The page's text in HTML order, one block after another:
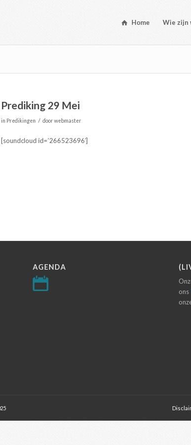
Home Wie zijn
Prediking 29 Mei
in Predikingen / doorwebmaster
[soundcloud id=’266523696′]
AGENDA
ons